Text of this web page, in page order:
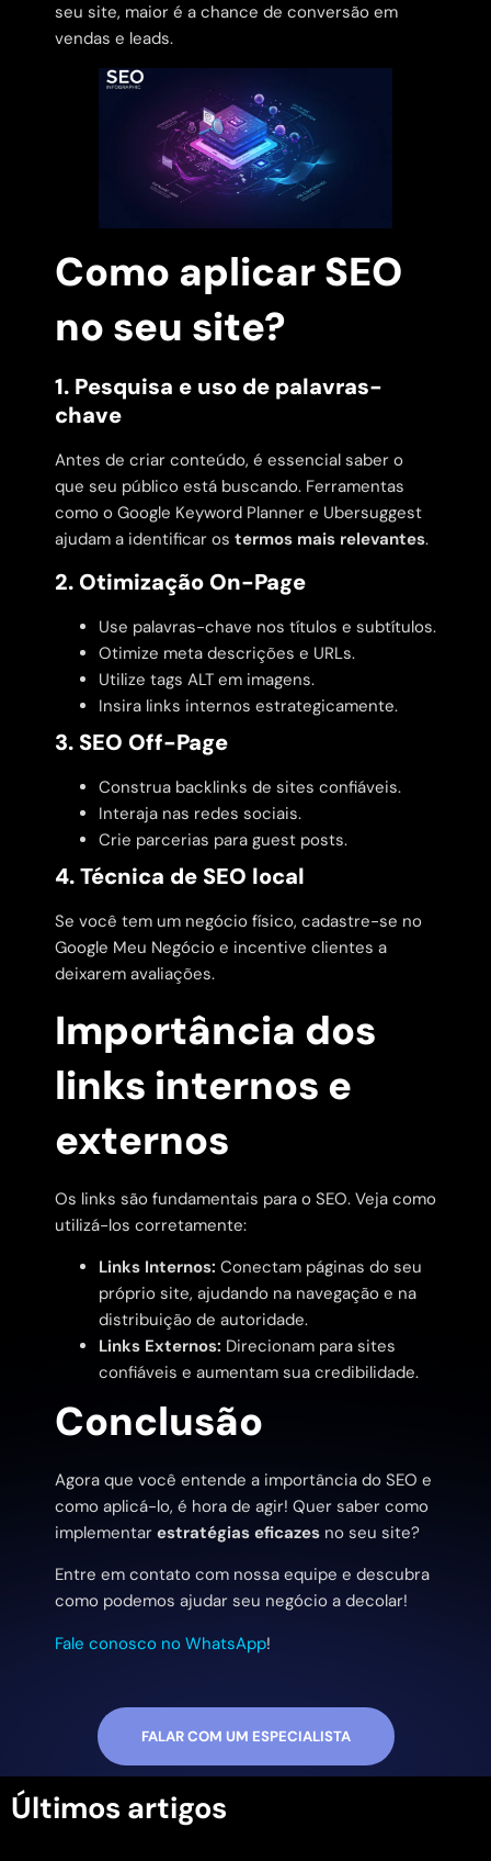
seu site, maior é a chance de conversão em
vendas e leads.
Como aplicar SEO
no seu site?
1. Pesquisa e uso de palavras-
chave
Antes de criar conteúdo, é essencial saber o
que seu público está buscando. Ferramentas
como o Google Keyword Planner e Ubersuggest
ajudam a identificar os termos mais relevantes.
2. Otimização On-Page
Use palavras-chave nos títulos e subtítulos.
Otimize meta descrições e URLs.
Utilize tags ALT em imagens.
Insira links internos estrategicamente.
3. SEO Off-Page
Construa backlinks de sites confiáveis.
Interaja nas redes sociais.
Crie parcerias para guest posts.
4. Técnica de SEO local
Se você tem um negócio físico, cadastre-se no
Google Meu Negócio e incentive clientes a
deixarem avaliações.
Importância dos
links internos e
externos
Os links são fundamentais para o SEO. Veja como
utilizá-los corretamente:
Links Internos: Conectam páginas do seu
próprio site, ajudando na navegação e na
distribuição de autoridade.
Links Externos: Direcionam para sites
confiáveis e aumentam sua credibilidade.
Conclusão
Agora que você entende a importância do SEO e
como aplicá-lo, é hora de agir! Quer saber como
implementar estratégias eficazes no seu site?
Entre em contato com nossa equipe e descubra
como podemos ajudar seu negócio a decolar!
Fale conosco no WhatsApp!
FALAR COM UM ESPECIALISTA
Últimos artigos